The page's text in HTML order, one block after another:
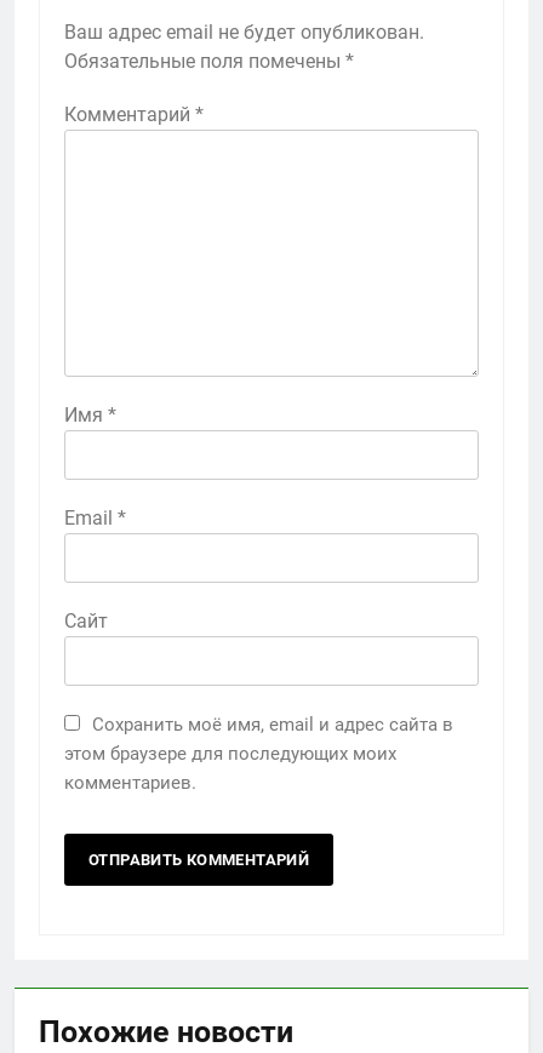
Ваш адрес email не будет опубликован.
Обязательные поля помечены *
Комментарий *
Имя *
Email *
Сайт
Сохранить моё имя, email и адрес сайта в
этом браузере для последующих моих
комментариев.
Похожие новости